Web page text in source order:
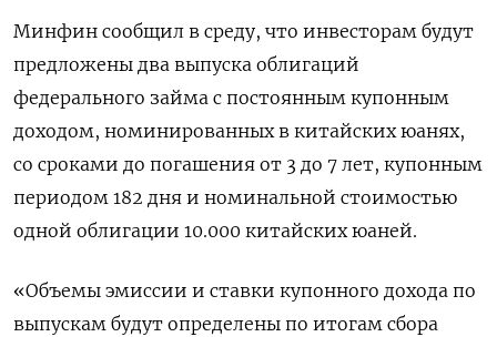
Минфин сообщил в среду, что инвесторам будут
предложены два выпуска облигаций
федерального займа с постоянным купонным
доходом, номинированных в китайских юанях,
со сроками до погашения от 3 до 7 лет, купонным
периодом 182 дня и номинальной стоимостью
одной облигации 10.000 китайских юаней.
«Объемы эмиссии и ставки купонного дохода по
выпускам будут определены по итогам сбора